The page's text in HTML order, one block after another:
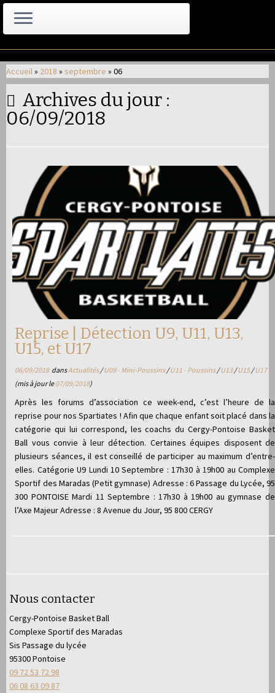
au
contenu
Accueil» 2018 » septembre » 06
Archives du jour :
06/09/2018
Reprise | Détection U9, U11, U13,
U15, et U17
06/09/2018dansActualités/U09 - Mini-Poussins/U11 - Poussins/U13/U15/U17
(mis à jour le07/09/2018)
Après les forums d’association ce week-end, c’est l’heure de la
reprise pour nos Spartiates ! Afin que chaque enfant soit placé dans la
catégorie qui lui correspond, les coachs du Cergy-Pontoise Basket
Ball vous convie à leur détection. Certaines équipes disposent de
plusieurs séances, il est conseillé de participer au maximum d’entre-
elles. Catégorie U9 Lundi 10 Septembre : 17h30 à 19h00 au Complexe
Sportif des Maradas (Petit gymnase) Adresse : 6 Passage du Lycée, 95
300 PONTOISE Mardi 11 Septembre : 17h30 à 19h00 au gymnase de
l’Axe Majeur Adresse : 8 Avenue du Jour, 95 800 CERGY
Nous contacter
Cergy-Pontoise Basket Ball
Complexe Sportif des Maradas
Sis Passage du lycée
95300 Pontoise
09 72 53 72 98
06 08 63 09 87